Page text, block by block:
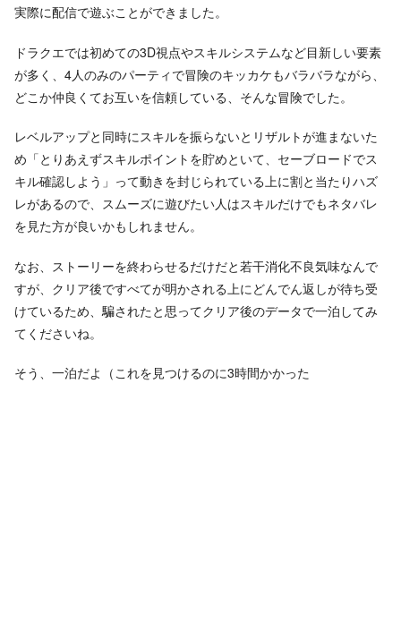
実際に配信で遊ぶことができました。
ドラクエでは初めての3D視点やスキルシステムなど目新しい要素
が多く、4人のみのパーティで冒険のキッカケもバラバラながら、
どこか仲良くてお互いを信頼している、そんな冒険でした。
レベルアップと同時にスキルを振らないとリザルトが進まないた
め「とりあえずスキルポイントを貯めといて、セーブロードでス
キル確認しよう」って動きを封じられている上に割と当たりハズ
レがあるので、スムーズに遊びたい人はスキルだけでもネタバレ
を見た方が良いかもしれません。
なお、ストーリーを終わらせるだけだと若干消化不良気味なんで
すが、クリア後ですべてが明かされる上にどんでん返しが待ち受
けているため、騙されたと思ってクリア後のデータで一泊してみ
てくださいね。
そう、一泊だよ（これを見つけるのに3時間かかった